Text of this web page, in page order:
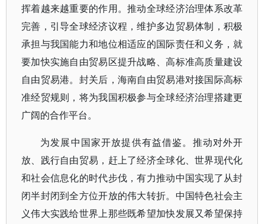
挥着越来越重要的作用。推动全球经济治理体系改革
完善，引导全球经济议程，维护多边贸易体制，积极
承担与我国能力和地位相适应的国际责任和义务，就
要加快实施自由贸易区提升战略、高标准高质量建设
自由贸易港。封关后，海南自由贸易港对接国际高标
准经贸规则，将为我国积极参与全球经济治理搭建更
广阔的合作平台。
为发展中国家开放提供有益借鉴。推动对外开
放、践行自由贸易，赶上了经济全球化、世界现代化
和社会信息化的时代步伐，有力推动中国实现了从封
闭半封闭到全方位开放的伟大转折。中国特色社会主
义伟大实践给世界上那些既希望加快发展又希望保持